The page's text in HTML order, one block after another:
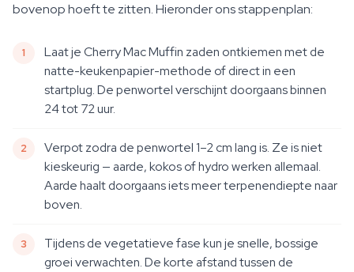
bovenop hoeft te zitten. Hieronder ons stappenplan:
Laat je Cherry Mac Muffin zaden ontkiemen met de
natte-keukenpapier-methode of direct in een
startplug. De penwortel verschijnt doorgaans binnen
24 tot 72 uur.
Verpot zodra de penwortel 1–2 cm lang is. Ze is niet
kieskeurig — aarde, kokos of hydro werken allemaal.
Aarde haalt doorgaans iets meer terpenendiepte naar
boven.
Tijdens de vegetatieve fase kun je snelle, bossige
groei verwachten. De korte afstand tussen de